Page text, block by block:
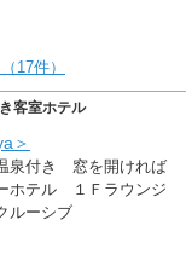
17件）
客室ホテル
＞
泉付き 窓を開ければ
ホテル １Ｆラウンジ
ルーシブ